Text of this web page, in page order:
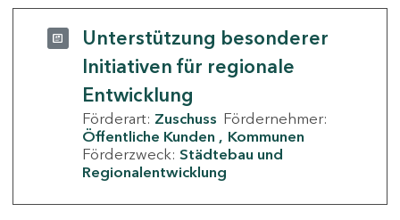
Unterstützung besonderer
Initiativen für regionale
Entwicklung
Förderart: Zuschuss Fördernehmer:
Öffentliche Kunden
Kommunen
Förderzweck: Städtebau und
Regionalentwicklung